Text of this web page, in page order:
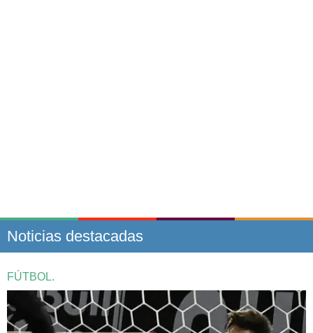
Noticias destacadas
FÚTBOL.